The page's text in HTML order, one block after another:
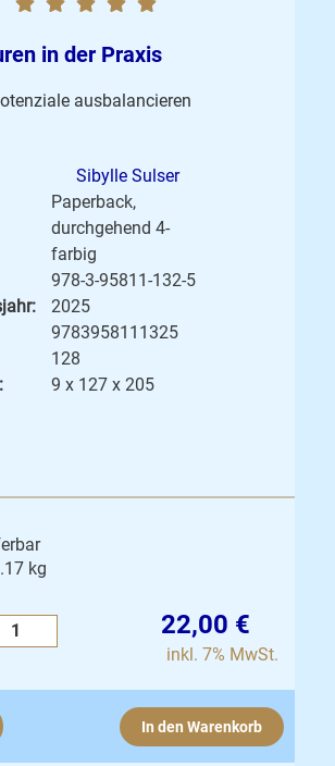
in der Praxis
ausbalancieren
Sibylle Sulser
Paperback,
durchgehend 4-
farbig
978-3-95811-132-5
2025
9783958111325
128
9 x 127 x 205
22,00 €
inkl. 7% MwSt.
kg
In den Warenkorb